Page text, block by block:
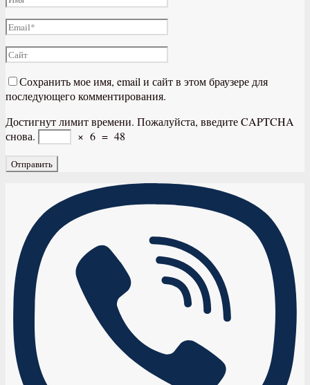
Сохранить мое имя, email и сайт в этом браузере для
последующего комментирования.
Достигнут лимит времени. Пожалуйста, введите CAPTCHA
снова.
× 6 = 48